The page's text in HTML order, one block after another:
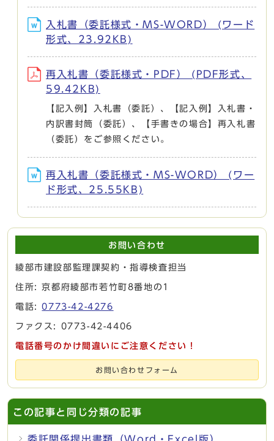
入札書（委託様式・MS-WORD） (ワード
形式、23.92KB)
再入札書（委託様式・PDF） (PDF形式、
59.42KB)
【記入例】入札書（委託）、【記入例】入札書・
内訳書封筒（委託）、【手書きの場合】再入札書
（委託）をご参照ください。
再入札書（委託様式・MS-WORD） (ワー
ド形式、25.55KB)
お問い合わせ
綾部市建設部監理課契約・指導検査担当
住所: 京都府綾部市若竹町8番地の1
電話:0773-42-4276
ファクス: 0773-42-4406
電話番号のかけ間違いにご注意ください！
お問い合わせフォーム
この記事と同じ分類の記事